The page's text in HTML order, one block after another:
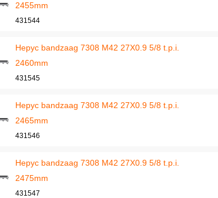
2455mm
431544
Hepyc bandzaag 7308 M42 27X0.9 5/8 t.p.i.
2460mm
431545
Hepyc bandzaag 7308 M42 27X0.9 5/8 t.p.i.
2465mm
431546
Hepyc bandzaag 7308 M42 27X0.9 5/8 t.p.i.
2475mm
431547